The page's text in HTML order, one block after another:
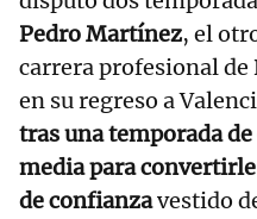
Pedro Martínez, el
carrera profesional de
en su regreso a
tras una temporada
media para
de confianzavestido